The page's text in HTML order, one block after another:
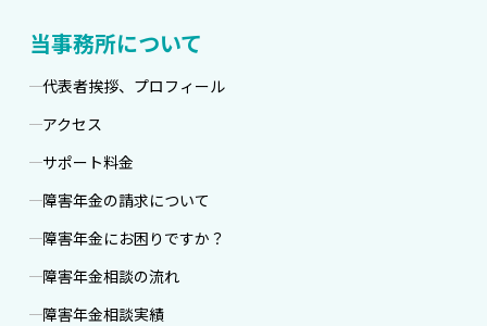
当事務所について
代表者挨拶、プロフィール
アクセス
サポート料金
障害年金の請求について
障害年金にお困りですか？
障害年金相談の流れ
障害年金相談実績